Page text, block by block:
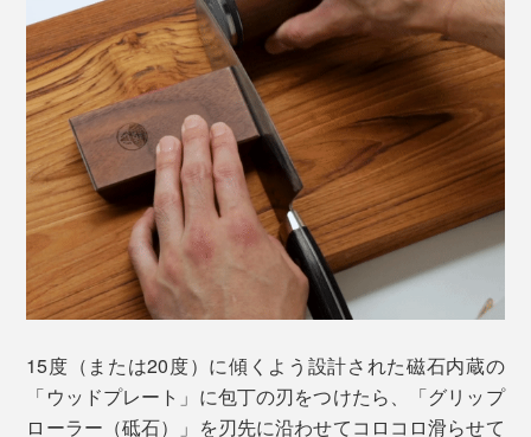
15度（または20度）に傾くよう設計された磁石内蔵の
「ウッドプレート」に包丁の刃をつけたら、「グリップ
ローラー（砥石）」を刃先に沿わせてコロコロ滑らせて